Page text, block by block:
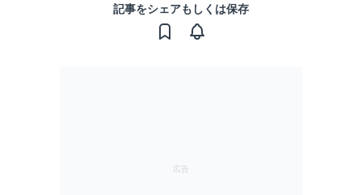
記事をシェアもしくは保存